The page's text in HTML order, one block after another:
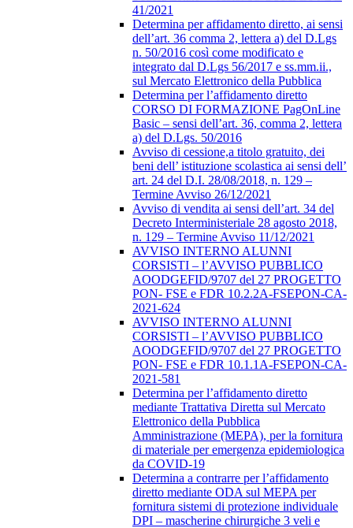
41/2021
Determina per affidamento diretto, ai sensi
dell’art. 36 comma 2, lettera a) del D.Lgs
n. 50/2016 così come modificato e
integrato dal D.Lgs 56/2017 e ss.mm.ii.,
sul Mercato Elettronico della Pubblica
Determina per l’affidamento diretto
CORSO DI FORMAZIONE PagOnLine
Basic – sensi dell’art. 36, comma 2, lettera
a) del D.Lgs. 50/2016
Avviso di cessione,a titolo gratuito, dei
beni dell’ istituzione scolastica ai sensi dell’
art. 24 del D.I. 28/08/2018, n. 129 –
Termine Avviso 26/12/2021
Avviso di vendita ai sensi dell’art. 34 del
Decreto Interministeriale 28 agosto 2018,
n. 129 – Termine Avviso 11/12/2021
AVVISO INTERNO ALUNNI
CORSISTI – l’AVVISO PUBBLICO
AOODGEFID/9707 del 27 PROGETTO
PON- FSE e FDR 10.2.2A-FSEPON-CA-
2021-624
AVVISO INTERNO ALUNNI
CORSISTI – l’AVVISO PUBBLICO
AOODGEFID/9707 del 27 PROGETTO
PON- FSE e FDR 10.1.1A-FSEPON-CA-
2021-581
Determina per l’affidamento diretto
mediante Trattativa Diretta sul Mercato
Elettronico della Pubblica
Amministrazione (MEPA), per la fornitura
di materiale per emergenza epidemiologica
da COVID-19
Determina a contrarre per l’affidamento
diretto mediante ODA sul MEPA per
fornitura sistemi di protezione individuale
DPI – mascherine chirurgiche 3 veli e